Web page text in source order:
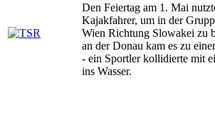
Den Feiertag am 1. Mai
Kajakfahrer, um in der
Wien Richtung Slowakei zu
an der Donau kam es zu
- ein Sportler kollidierte mit
ins Wasser.